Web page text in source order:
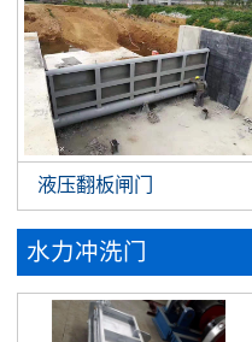
液压翻板闸门
水力冲洗门